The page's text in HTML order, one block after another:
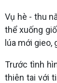
Vụ hè - thu
thể xuống
lúa mới gieo,
Trước tình
thiên tai với